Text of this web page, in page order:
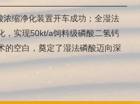
浓缩净化装置开车成功；全湿法
，实现50kt/a饲料级磷酸二氢钙
的空白，奠定了湿法磷酸迈向深